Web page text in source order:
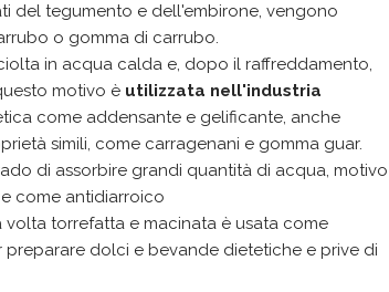
del tegumento e dell'embirone, vengono
o gomma di carrubo.
in acqua calda e, dopo il raffreddamento,
motivo è utilizzata nell'industria
come addensante e gelificante, anche
simili, come carragenani e gomma guar.
di assorbire grandi quantità di acqua, motivo
come antidiarroico
torrefatta e macinata è usata come
preparare dolci e bevande dietetiche e prive di